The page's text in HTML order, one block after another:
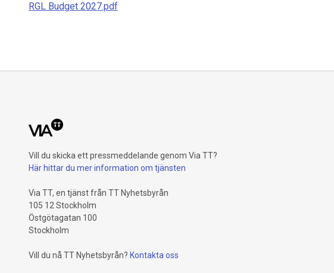
RGL Budget 2027.pdf
Vill du skicka ett pressmeddelande genom Via TT?
Här hittar du mer information om tjänsten
Via TT, en tjänst från TT Nyhetsbyrån
105 12 Stockholm
Östgötagatan 100
Stockholm
Vill du nå TT Nyhetsbyrån? Kontakta oss